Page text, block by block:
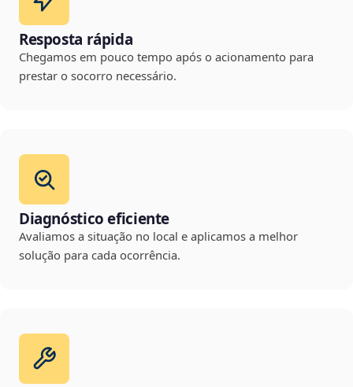
Resposta rápida
Chegamos em pouco tempo após o acionamento para
prestar o socorro necessário.
Diagnóstico eficiente
Avaliamos a situação no local e aplicamos a melhor
solução para cada ocorrência.